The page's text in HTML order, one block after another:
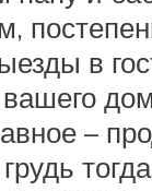
в
–